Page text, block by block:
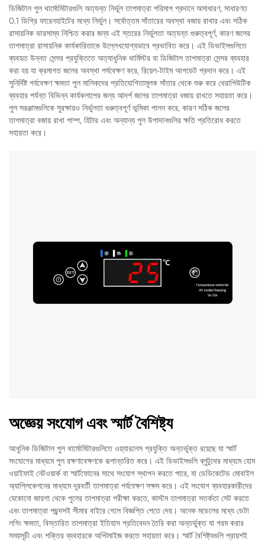
ডিজিটাল পুল থার্মোমিটারগুলি অত্যন্ত নির্ভুল তাপমাত্রা পরিমাপ প্রদানে অসাধারণ, সাধারণত
0.1 ডিগ্রি ফারেনহাইটের মধ্যে নির্ভুল। সর্বোত্তম সাঁতারের অবস্থা বজায় রাখার এবং সঠিক
রাসায়নিক ভারসাম্য নিশ্চিত করার জন্য এই স্তরের নির্ভুলতা অত্যন্ত গুরুত্বপূর্ণ, কারণ জলের
তাপমাত্রা রাসায়নিক কার্যকারিতাকে উল্লেখযোগ্যভাবে প্রভাবিত করে। এই ডিভাইসগুলিতে
ব্যবহৃত উন্নত সেন্সর প্রযুক্তিতে অত্যাধুনিক থার্মিস্টর বা ডিজিটাল তাপমাত্রা সেন্সর ব্যবহার
করা হয় যা ক্রমাগত জলের অবস্থা পর্যবেক্ষণ করে, রিয়েল-টাইম আপডেট প্রদান করে। এই
সুনির্দিষ্ট পর্যবেক্ষণ ক্ষমতা পুল মালিকদের প্রতিযোগিতামূলক সাঁতার থেকে শুরু করে থেরাপিউটিক
ব্যবহার পর্যন্ত বিভিন্ন কার্যকলাপের জন্য আদর্শ জলের তাপমাত্রা বজায় রাখতে সহায়তা করে।
পুল সরঞ্জামগুলিকে সুরক্ষায়ও নির্ভুলতা গুরুত্বপূর্ণ ভূমিকা পালন করে, কারণ সঠিক জলের
তাপমাত্রা বজায় রাখা পাম্প, হিটার এবং অন্যান্য পুল উপাদানগুলির ক্ষতি প্রতিরোধ করতে
সহায়তা করে।
অজ্ঞেয় সংযোগ এবং স্মার্ট বৈশিষ্ট্য
আধুনিক ডিজিটাল পুল থার্মোমিটারগুলিতে ওয়্যারলেস প্রযুক্তি অন্তর্ভুক্ত রয়েছে যা স্মার্ট
সংযোগের মাধ্যমে পুল রক্ষণাবেক্ষণকে রূপান্তরিত করে। এই ডিভাইসগুলি ব্লুটুথের মাধ্যমে হোম
ওয়াইফাই নেটওয়ার্ক বা স্মার্টফোনের সাথে সংযোগ স্থাপন করতে পারে, যা ডেডিকেটেড মোবাইল
অ্যাপ্লিকেশনের মাধ্যমে দূরবর্তী তাপমাত্রা পর্যবেক্ষণ সক্ষম করে। এই সংযোগ ব্যবহারকারীদের
যেকোনো জায়গা থেকে পুলের তাপমাত্রা পরীক্ষা করতে, কাস্টম তাপমাত্রা সতর্কতা সেট করতে
এবং তাপমাত্রা পছন্দসই সীমার বাইরে গেলে বিজ্ঞপ্তি পেতে দেয়। অনেক মডেলের মধ্যে ডেটা
লগিং ক্ষমতা, বিস্তারিত তাপমাত্রা ইতিহাস প্রতিবেদন তৈরি করা অন্তর্ভুক্ত যা গরম করার
সময়সূচী এবং শক্তির ব্যবহারকে অপ্টিমাইজ করতে সহায়তা করে। স্মার্ট বৈশিষ্ট্যগুলি প্রায়শই